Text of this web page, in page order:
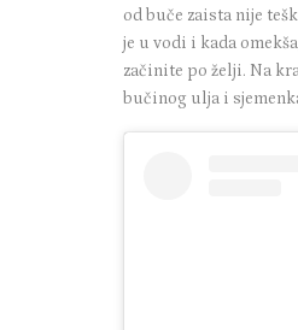
od buče zaista nije
je u vodi i kada
začinite po želji. Na
bučinog ulja i